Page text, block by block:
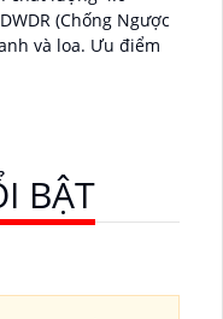
(Chống Ngược
BẬT